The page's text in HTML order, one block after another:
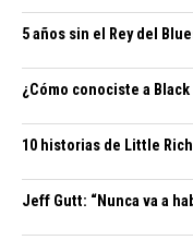
5 años sin el Rey del
¿Cómo conociste a
10 historias de Little
Jeff Gutt: “Nunca va a